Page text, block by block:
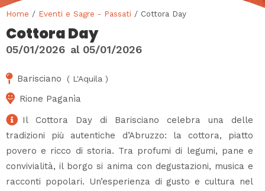
Home / Eventi e Sagre - Passati / Cottora Day
Cottora Day
05/01/2026 al 05/01/2026
Barisciano ( L'Aquila )
Rione Paganìa
Il Cottora Day di Barisciano celebra una delle
tradizioni più autentiche d’Abruzzo: la cottora, piatto
povero e ricco di storia. Tra profumi di legumi, pane e
convivialità, il borgo si anima con degustazioni, musica e
racconti popolari. Un’esperienza di gusto e cultura nel